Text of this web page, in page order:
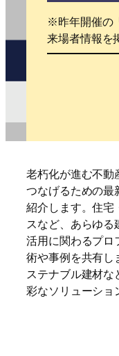
※昨年開催の
来場者情報を
老朽化が進む不動
つなげるための最
紹介します。住宅
スなど、あらゆ
活用に関わるプロ
術や事例を共有し
ステナブル建材
彩なソリューショ